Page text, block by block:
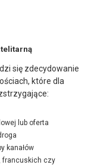
się zdecydowanie
które dla
lub oferta
kanałów
francuskich czy